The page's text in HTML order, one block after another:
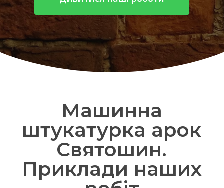
Машинна
штукатурка арок
Святошин.
Приклади наших